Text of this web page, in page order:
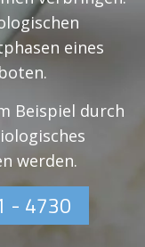
eines
Beispiel durch
werden.
- 4730